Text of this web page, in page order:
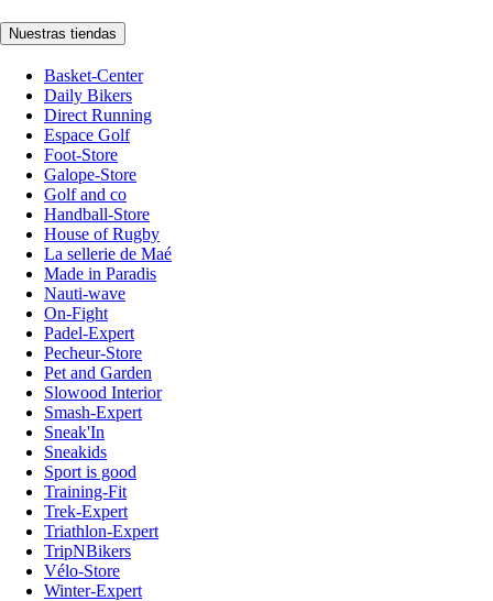
Nuestras tiendas
Basket-Center
Daily Bikers
Direct Running
Espace Golf
Foot-Store
Galope-Store
Golf and co
Handball-Store
House of Rugby
La sellerie de Maé
Made in Paradis
Nauti-wave
On-Fight
Padel-Expert
Pecheur-Store
Pet and Garden
Slowood Interior
Smash-Expert
Sneak'In
Sneakids
Sport is good
Training-Fit
Trek-Expert
Triathlon-Expert
TripNBikers
Vélo-Store
Winter-Expert